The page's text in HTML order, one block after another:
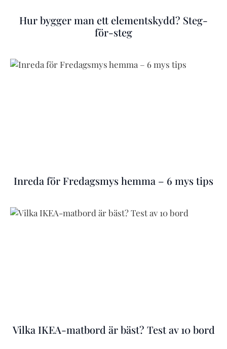
Hur bygger man ett elementskydd? Steg-
för-steg
Inreda för Fredagsmys hemma – 6 mys tips
Vilka IKEA-matbord är bäst? Test av 10 bord